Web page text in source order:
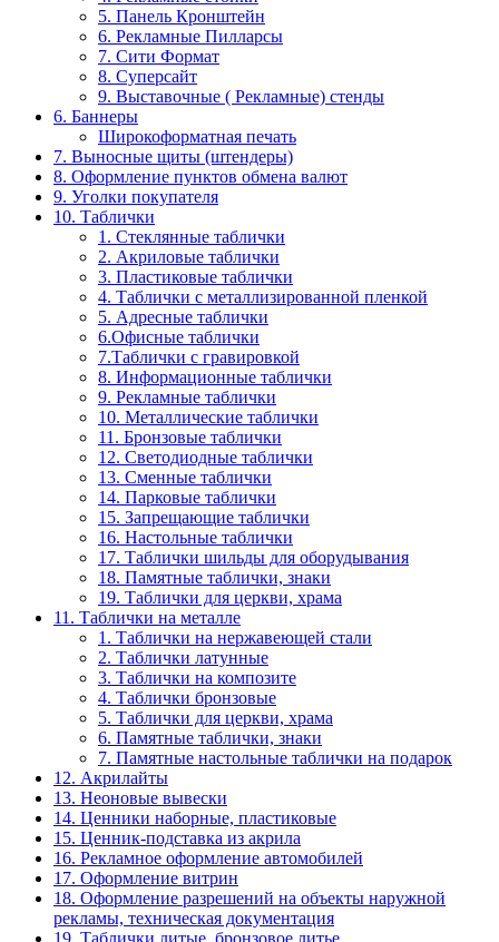
5. Панель Кронштейн
6. Рекламные Пилларсы
7. Сити Формат
8. Суперсайт
9. Выставочные ( Рекламные) стенды
6. Баннеры
Широкоформатная печать
7. Выносные щиты (штендеры)
8. Оформление пунктов обмена валют
9. Уголки покупателя
10. Таблички
1. Стеклянные таблички
2. Акриловые таблички
3. Пластиковые таблички
4. Таблички с металлизированной пленкой
5. Адресные таблички
6.Офисные таблички
7.Таблички с гравировкой
8. Информационные таблички
9. Рекламные таблички
10. Металлические таблички
11. Бронзовые таблички
12. Светодиодные таблички
13. Сменные таблички
14. Парковые таблички
15. Запрещающие таблички
16. Настольные таблички
17. Таблички шильды для оборудывания
18. Памятные таблички, знаки
19. Таблички для церкви, храма
11. Таблички на металле
1. Таблички на нержавеющей стали
2. Таблички латунные
3. Таблички на композите
4. Таблички бронзовые
5. Таблички для церкви, храма
6. Памятные таблички, знаки
7. Памятные настольные таблички на подарок
12. Акрилайты
13. Неоновые вывески
14. Ценники наборные, пластиковые
15. Ценник-подставка из акрила
16. Рекламное оформление автомобилей
17. Оформление витрин
18. Оформление разрешений на объекты наружной
рекламы, техническая документация
19. Таблички литые, бронзовое литье